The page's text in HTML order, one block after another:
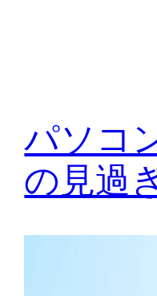
パソコ
の見過